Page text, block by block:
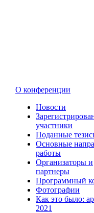
О конференции
Новости
участники
Поданные
Основные
работы
Организаторы и
партнеры
Программный
Фотографии
Как это было:
2021